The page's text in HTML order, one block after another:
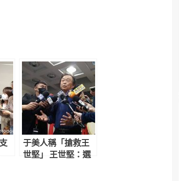
于美人稱「搶救王
世堅」 王世堅：選